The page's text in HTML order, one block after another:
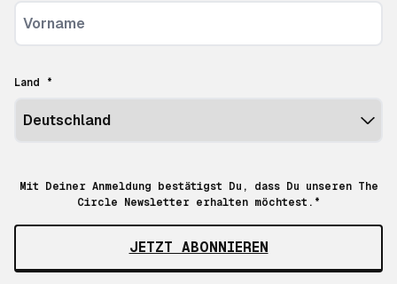
Land *
Mit Deiner Anmeldung bestätigst Du, dass Du unseren The
Circle Newsletter erhalten möchtest.*
JETZT ABONNIEREN